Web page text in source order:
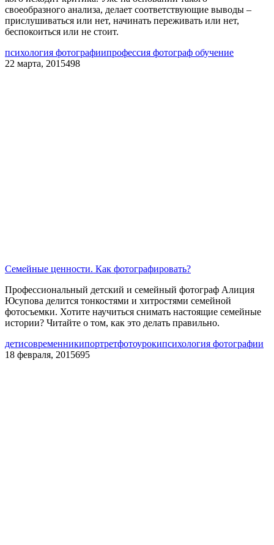
своеобразного анализа, делает соответствующие выводы –
прислушиваться или нет, начинать переживать или нет,
беспокоиться или не стоит.
психология фотографиипрофессия фотограф обучение
22 марта, 2015498
Семейные ценности. Как фотографировать?
Профессиональный детский и семейный фотограф Алиция
Юсупова делится тонкостями и хитростями семейной
фотосъемки. Хотите научиться снимать настоящие семейные
истории? Читайте о том, как это делать правильно.
детисовременникипортретфотоурокипсихология фотографии
18 февраля, 2015695